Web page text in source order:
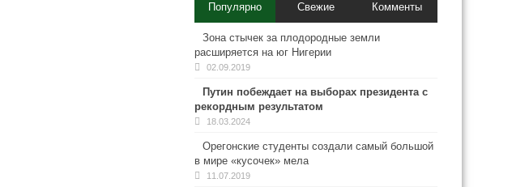
Популярно Свежие Комменты
Зона стычек за плодородные земли
расширяется на юг Нигерии
02.09.2019
Путин побеждает на выборах президента с
рекордным результатом
18.03.2024
Орегонские студенты создали самый большой
в мире «кусочек» мела
11.07.2019